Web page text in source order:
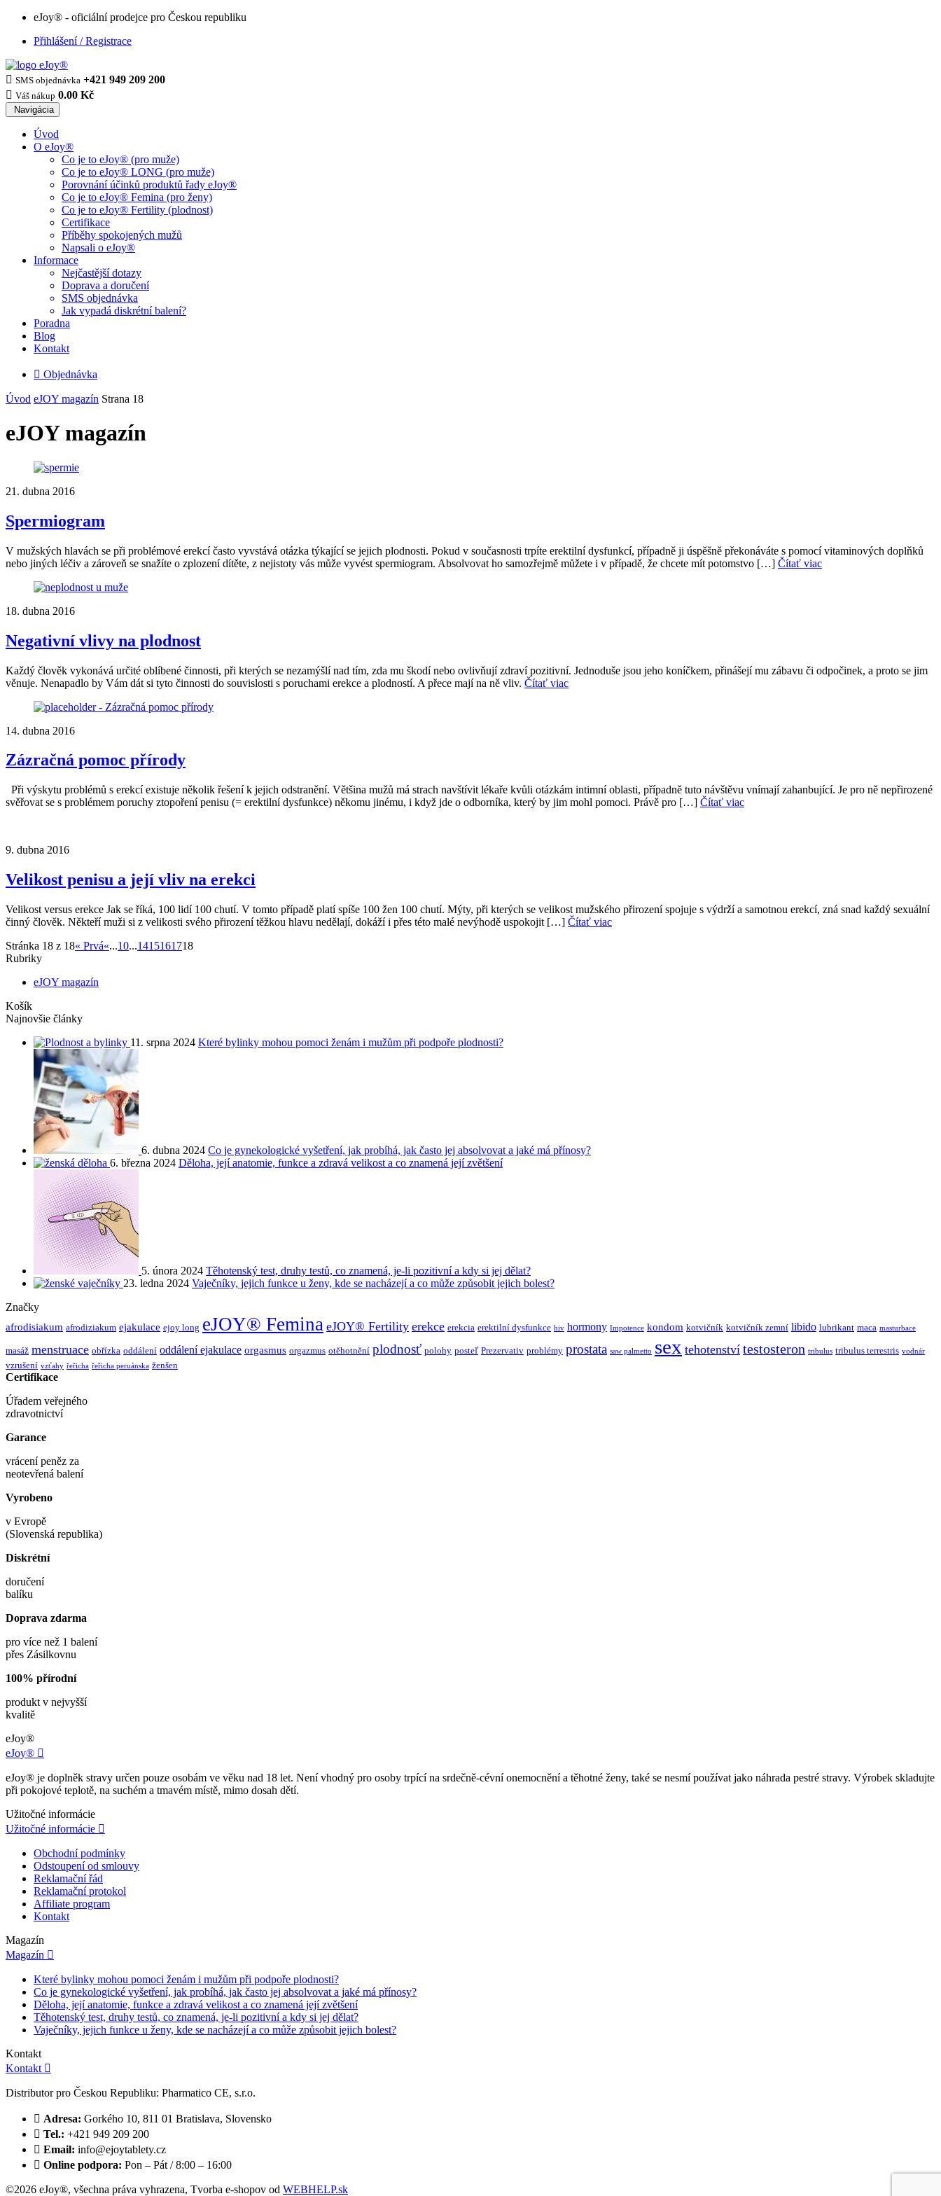
eJoy® - oficiální prodejce pro Českou republiku
Přihlášení / Registrace
 SMS objednávka +421 949 209 200
 Váš nákup 0.00 Kč
Navigácia
Úvod
O eJoy®
Co je to eJoy® (pro muže)
Co je to eJoy® LONG (pro muže)
Porovnání účinků produktů řady eJoy®
Co je to eJoy® Femina (pro ženy)
Co je to eJoy® Fertility (plodnost)
Certifikace
Příběhy spokojených mužů
Napsali o eJoy®
Informace
Nejčastější dotazy
Doprava a doručení
SMS objednávka
Jak vypadá diskrétní balení?
Poradna
Blog
Kontakt
 Objednávka
Úvod eJOY magazín Strana 18
eJOY magazín
21. dubna 2016
Spermiogram
V mužských hlavách se při problémové erekcí často vyvstává otázka týkající se jejich plodnosti. Pokud v současnosti trpíte erektilní dysfunkcí, případně ji úspěšně překonáváte s pomocí vitaminových doplňků
nebo jiných léčiv a zároveň se snažíte o zplození dítěte, z nejistoty vás může vyvést spermiogram. Absolvovat ho samozřejmě můžete i v případě, že chcete mít potomstvo […] Čítať viac
18. dubna 2016
Negativní vlivy na plodnost
Každý člověk vykonává určité oblíbené činnosti, při kterých se nezamýšlí nad tím, zda mu škodí nebo ovlivňují zdraví pozitivní. Jednoduše jsou jeho koníčkem, přinášejí mu zábavu či odpočinek, a proto se jim
věnuje. Nenapadlo by Vám dát si tyto činnosti do souvislosti s poruchami erekce a plodností. A přece mají na ně vliv. Čítať viac
14. dubna 2016
Zázračná pomoc přírody
Při výskytu problémů s erekcí existuje několik řešení k jejich odstranění. Většina mužů má strach navštívit lékaře kvůli otázkám intimní oblasti, případně tuto návštěvu vnímají zahanbující. Je pro ně nepřirozené
svěřovat se s problémem poruchy ztopoření penisu (= erektilní dysfunkce) někomu jinému, i když jde o odborníka, který by jim mohl pomoci. Právě pro […] Čítať viac
9. dubna 2016
Velikost penisu a její vliv na erekci
Velikost versus erekce Jak se říká, 100 lidí 100 chutí. V tomto případě platí spíše 100 žen 100 chutí. Mýty, při kterých se velikost mužského přirození spojuje s výdrží a samotnou erekcí, zná snad každý sexuální
činný člověk. Někteří muži si z velikosti svého přirození těžkou hlavu nedělají, dokáží i přes této malé nevýhodě uspokojit […] Čítať viac
Stránka 18 z 18« Prvá«...10...1415161718
Rubriky
eJOY magazín
Košík
Najnovšie články
11. srpna 2024 Které bylinky mohou pomoci ženám i mužům při podpoře plodnosti?
6. dubna 2024 Co je gynekologické vyšetření, jak probíhá, jak často jej absolvovat a jaké má přínosy?
6. března 2024 Děloha, její anatomie, funkce a zdravá velikost a co znamená její zvětšení
5. února 2024 Těhotenský test, druhy testů, co znamená, je-li pozitivní a kdy si jej dělat?
23. ledna 2024 Vaječníky, jejich funkce u ženy, kde se nacházejí a co může způsobit jejich bolest?
Značky
afrodisiakum afrodiziakum ejakulace ejoy long eJOY® Femina eJOY® Fertility erekce erekcia erektilní dysfunkce hiv hormony Impotence kondom kotvičník kotvičník zemní libido lubrikant maca masturbace
masáž menstruace obřízka oddálení oddálení ejakulace orgasmus orgazmus otěhotnění plodnosť polohy posteľ Prezervativ problémy prostata saw palmetto sex tehotenství testosteron tribulus tribulus terrestris vodnár
vzrušení vzťahy řeřicha řeřicha peruánska ženšen
Certifikace
Úřadem veřejného
zdravotnictví
Garance
vrácení peněz za
neotevřená balení
Vyrobeno
v Evropě
(Slovenská republika)
Diskrétní
doručení
balíku
Doprava zdarma
pro více než 1 balení
přes Zásilkovnu
100% přírodní
produkt v nejvyšší
kvalitě
eJoy®
eJoy® 
eJoy® je doplněk stravy určen pouze osobám ve věku nad 18 let. Není vhodný pro osoby trpící na srdečně-cévní onemocnění a těhotné ženy, také se nesmí používat jako náhrada pestré stravy. Výrobek skladujte
při pokojové teplotě, na suchém a tmavém místě, mimo dosah dětí.
Užitočné informácie
Užitočné informácie 
Obchodní podmínky
Odstoupení od smlouvy
Reklamační řád
Reklamační protokol
Affiliate program
Kontakt
Magazín
Magazín 
Které bylinky mohou pomoci ženám i mužům při podpoře plodnosti?
Co je gynekologické vyšetření, jak probíhá, jak často jej absolvovat a jaké má přínosy?
Děloha, její anatomie, funkce a zdravá velikost a co znamená její zvětšení
Těhotenský test, druhy testů, co znamená, je-li pozitivní a kdy si jej dělat?
Vaječníky, jejich funkce u ženy, kde se nacházejí a co může způsobit jejich bolest?
Kontakt
Kontakt 
Distributor pro Českou Republiku: Pharmatico CE, s.r.o.
 Adresa: Gorkého 10, 811 01 Bratislava, Slovensko
 Tel.: +421 949 209 200
 Email: info@ejoytablety.cz
 Online podpora: Pon – Pát / 8:00 – 16:00
©2026 eJoy®, všechna práva vyhrazena, Tvorba e-shopov od WEBHELP.sk